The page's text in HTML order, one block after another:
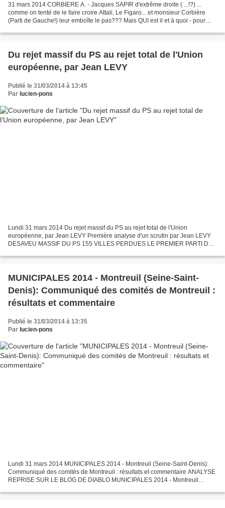
31 mars 2014 CORBIERE A. - Jacques SAPIR d'extrême droite ( ...!?) ...
comme on tenté de le faire croire Attali, Le Figaro... et monsieur Corbière
(Parti de Gauche!) leur emboîte le pas??? Mais QUI est il et à quoi - pour
Du rejet massif du PS au rejet total de l'Union
européenne, par Jean LEVY
Publié le 31/03/2014 à 13:45
Par lucien-pons
Lundi 31 mars 2014 Du rejet massif du PS au rejet total de l'Union
européenne, par Jean LEVY Première analyse d'un scrutin par Jean LEVY
DESAVEU MASSIF DU PS 155 VILLES PERDUES LE PREMIER PARTI DE
MAJORITAIREMENT...
MUNICIPALES 2014 - Montreuil (Seine-Saint-
Denis): Communiqué des comités de Montreuil :
résultats et commentaire
Publié le 31/03/2014 à 13:35
Par lucien-pons
Lundi 31 mars 2014 MUNICIPALES 2014 - Montreuil (Seine-Saint-Denis):
Communiqué des comités de Montreuil : résultats et commentaire ANALYSE
REPRISE SUR LE BLOG DE DIABLO MUNICIPALES 2014 - Montreuil